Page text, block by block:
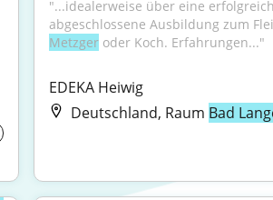
"...idealerweise über eine erfolgreich
Metzger oder Koch. Erfahrungen..."
EDEKA Heiwig
Deutschland, Raum Bad